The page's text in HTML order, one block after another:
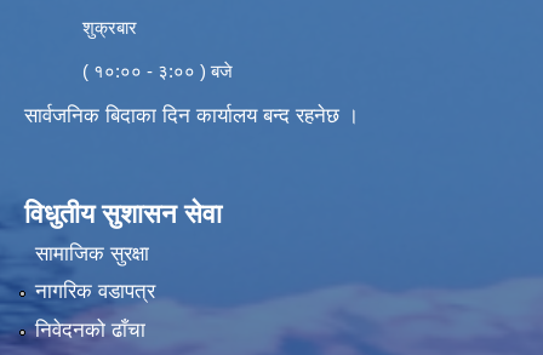
शुक्रबार
( १०:०० - ३:०० ) बजे
सार्वजनिक बिदाका दिन कार्यालय बन्द रहनेछ ।
विधुतीय सुशासन सेवा
सामाजिक सुरक्षा
नागरिक वडापत्र
निवेदनको ढाँचा